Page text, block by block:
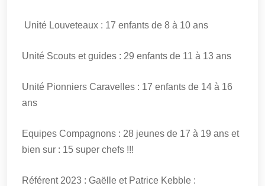
Unité Louveteaux : 17 enfants de 8 à 10 ans
Unité Scouts et guides : 29 enfants de 11 à 13 ans
Unité Pionniers Caravelles : 17 enfants de 14 à 16
ans
Equipes Compagnons : 28 jeunes de 17 à 19 ans et
bien sur : 15 super chefs !!!
Référent 2023 : Gaëlle et Patrice Kebble :